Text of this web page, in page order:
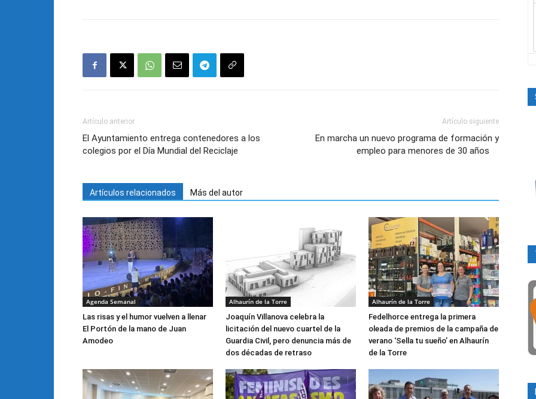
Artículo anterior
El Ayuntamiento entrega contenedores a los
colegios por el Día Mundial del Reciclaje
Artículo siguiente
En marcha un nuevo programa de formación y
empleo para menores de 30 años
Artículos relacionados Más del autor
Agenda Semanal
Las risas y el humor vuelven a llenar
El Portón de la mano de Juan
Amodeo
Alhaurín de la Torre
Joaquín Villanova celebra la
licitación del nuevo cuartel de la
Guardia Civil, pero denuncia más de
dos décadas de retraso
Alhaurín de la Torre
Fedelhorce entrega la primera
oleada de premios de la campaña de
verano ‘Sella tu sueño’ en Alhaurín
de la Torre